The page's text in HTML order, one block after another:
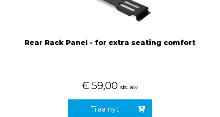
Rear Rack Panel - for extra seating comfort
€ 59,00 sis. alv
Tilaa nyt